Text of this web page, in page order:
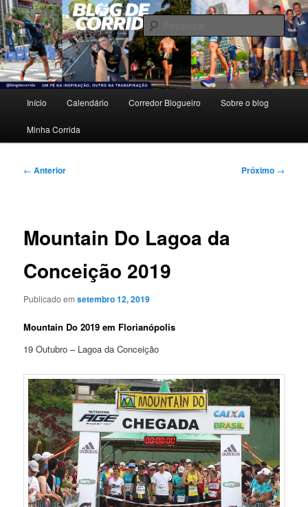
Pular
para
o
conteúdo
principalBlog de Corrida
Um pé na inspiração, outro na transpiração.
principal
Início Calendário Corredor Blogueiro Sobre o blog
Minha Corrida
Navegação
← Anterior Próximo →
Mountain Do Lagoa da
Conceição 2019
Publicado emsetembro 12, 2019
Mountain Do 2019 em Florianópolis
19 Outubro – Lagoa da Conceição